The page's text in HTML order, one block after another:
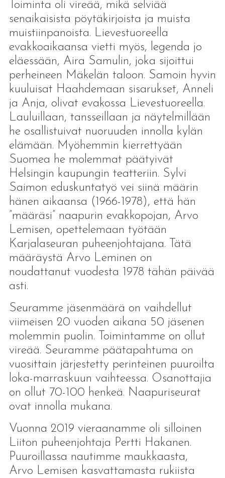
Toiminta oli vireää, mikä selviää
senaikaisista pöytäkirjoista ja muista
muistiinpanoista. Lievestuoreella
evakkoaikaansa vietti myös, legenda jo
eläessään, Aira Samulin, joka sijoittui
perheineen Mäkelän taloon. Samoin hyvin
kuuluisat Haahdemaan sisarukset, Anneli
ja Anja, olivat evakossa Lievestuoreella.
Lauluillaan, tansseillaan ja näytelmillään
he osallistuivat nuoruuden innolla kylän
elämään. Myöhemmin kierrettyään
Suomea he molemmat päätyivät
Helsingin kaupungin teatteriin. Sylvi
Saimon eduskuntatyö vei siinä määrin
hänen aikaansa (1966-1978), että hän
”määräsi” naapurin evakkopojan, Arvo
Lemisen, opettelemaan työtään
Karjalaseuran puheenjohtajana. Tätä
määräystä Arvo Leminen on
noudattanut vuodesta 1978 tähän päivää
asti.
Seuramme jäsenmäärä on vaihdellut
viimeisen 20 vuoden aikana 50 jäsenen
molemmin puolin. Toimintamme on ollut
vireää. Seuramme päätapahtuma on
vuosittain järjestetty perinteinen puuroilta
loka-marraskuun vaihteessa. Osanottajia
on ollut 70-100 henkeä. Naapuriseurat
ovat innolla mukana.
Vuonna 2019 vieraanamme oli silloinen
Liiton puheenjohtaja Pertti Hakanen.
Puuroillassa nautimme maukkaasta,
Arvo Lemisen kasvattamasta rukiista